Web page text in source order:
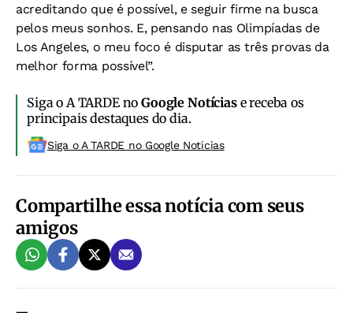
acreditando que é possível, e seguir firme na busca
pelos meus sonhos. E, pensando nas Olimpíadas de
Los Angeles, o meu foco é disputar as três provas da
melhor forma possível”.
Siga o A TARDE noGoogle Notíciase receba os
principais destaques do dia.
Siga o A TARDE no Google Noticias
Compartilhe essa notícia com seus
amigos